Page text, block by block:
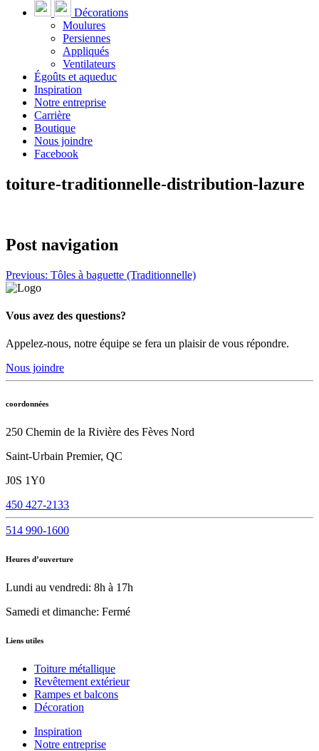
Décorations
Moulures
Persiennes
Appliqués
Ventilateurs
Égoûts et aqueduc
Inspiration
Notre entreprise
Carrière
Boutique
Nous joindre
Facebook
toiture-traditionnelle-distribution-lazure
Post navigation
Previous: Tôles à baguette (Traditionnelle)
Vous avez des questions?
Appelez-nous, notre équipe se fera un plaisir de vous répondre.
Nous joindre
coordonnées
250 Chemin de la Rivière des Fèves Nord
Saint-Urbain Premier, QC
J0S 1Y0
450 427-2133
514 990-1600
Heures d’ouverture
Lundi au vendredi: 8h à 17h
Samedi et dimanche: Fermé
Liens utiles
Toiture métallique
Revêtement extérieur
Rampes et balcons
Décoration
Inspiration
Notre entreprise